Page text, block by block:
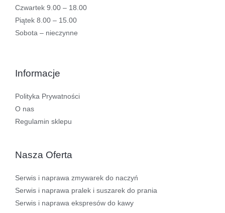
Czwartek 9.00 – 18.00
Piątek 8.00 – 15.00
Sobota – nieczynne
Informacje
Polityka Prywatności
O nas
Regulamin sklepu
Nasza Oferta
Serwis i naprawa zmywarek do naczyń
Serwis i naprawa pralek i suszarek do prania
Serwis i naprawa ekspresów do kawy